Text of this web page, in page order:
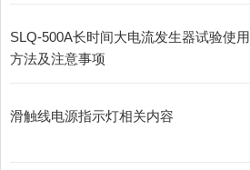
SLQ-500A长时间大电流发生器试验使用
方法及注意事项
滑触线电源指示灯相关内容